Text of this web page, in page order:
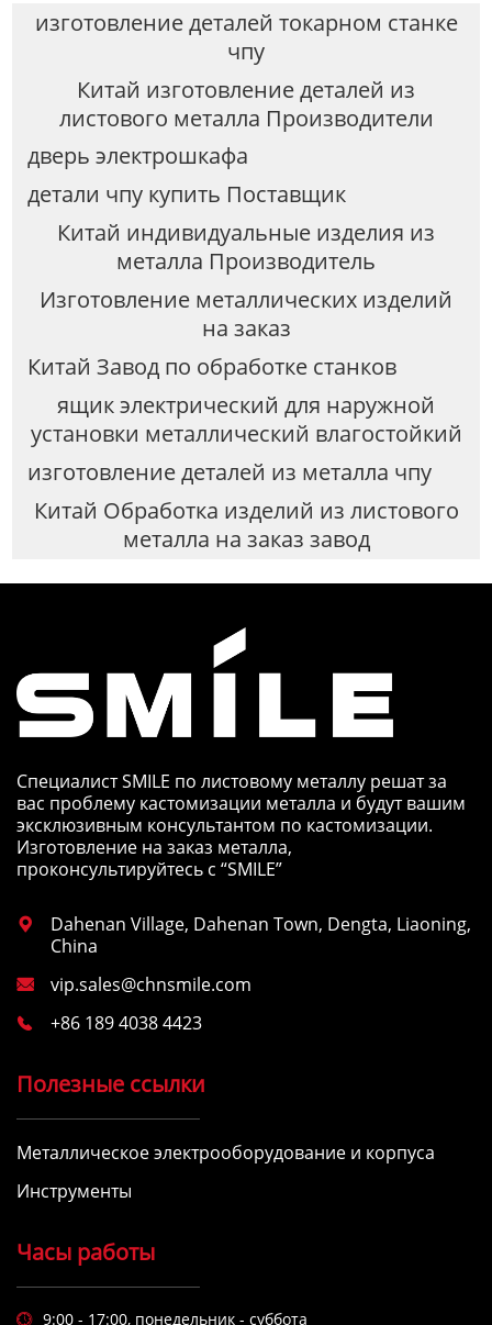
изготовление деталей токарном станке
чпу
Китай изготовление деталей из
листового металла Производители
дверь электрошкафа
детали чпу купить Поставщик
Китай индивидуальные изделия из
металла Производитель
Изготовление металлических изделий
на заказ
Китай Завод по обработке станков
ящик электрический для наружной
установки металлический влагостойкий
изготовление деталей из металла чпу
Китай Обработка изделий из листового
металла на заказ завод
Специалист SMILE по листовому металлу решат за
вас проблему кастомизации металла и будут вашим
эксклюзивным консультантом по кастомизации.
Изготовление на заказ металла,
проконсультируйтесь с “SMILE”

Dahenan Village, Dahenan Town, Dengta, Liaoning,
China
 vip.sales@chnsmile.com
 +86 189 4038 4423
Полезные ссылки
Металлическое электрооборудование и корпуса
Инструменты
Часы работы
 9:00 - 17:00, понедельник - суббота